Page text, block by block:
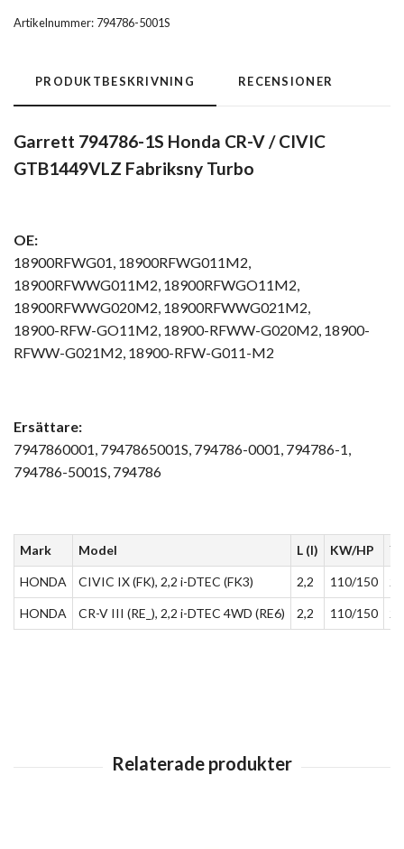
Artikelnummer: 794786-5001S
PRODUKTBESKRIVNING RECENSIONER
Garrett 794786-1S Honda CR-V / CIVIC
GTB1449VLZ Fabriksny Turbo
OE:
18900RFWG01, 18900RFWG011M2,
18900RFWWG011M2, 18900RFWGO11M2,
18900RFWWG020M2, 18900RFWWG021M2,
18900-RFW-GO11M2, 18900-RFWW-G020M2, 18900-
RFWW-G021M2, 18900-RFW-G011-M2
Ersättare:
7947860001, 7947865001S, 794786-0001, 794786-1,
794786-5001S, 794786
Mark Model L (l) KW/HP
HONDA CIVIC IX (FK), 2,2 i-DTEC (FK3) 2,2 110/150
HONDA CR-V III (RE_), 2,2 i-DTEC 4WD (RE6) 2,2 110/150